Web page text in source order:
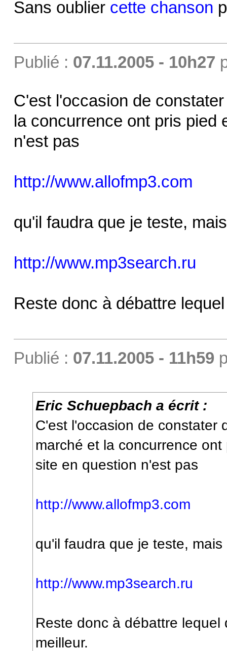
Sans oublier cette chanson
Publié : 07.11.2005 - 10h27
C'est l'occasion de
la concurrence ont pris
n'est pas
http://www.allofmp3.com
qu'il faudra que je teste, mais
http://www.mp3search.ru
Reste donc à débattre
Publié : 07.11.2005 - 11h59
Eric Schuepbach a écrit :
C'est l'occasion de constater
marché et la concurrence
site en question n'est pas
http://www.allofmp3.com
qu'il faudra que je teste, mais
http://www.mp3search.ru
Reste donc à débattre lequel
meilleur.